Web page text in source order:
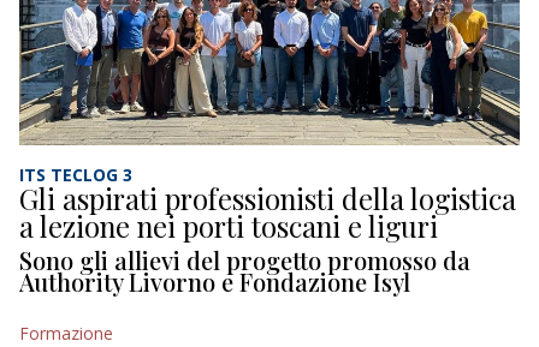
ITS TECLOG 3
Gli aspirati professionisti della logistica
a lezione nei porti toscani e liguri
Sono gli allievi del progetto promosso da
Authority Livorno e Fondazione Isyl
Formazione